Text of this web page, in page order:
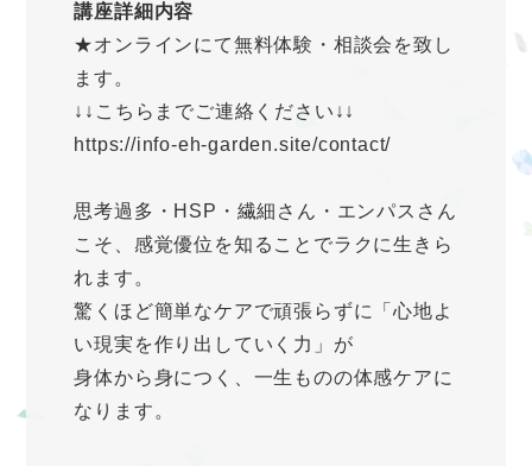
講座詳細内容
★オンラインにて無料体験・相談会を致し
ます。
↓↓こちらまでご連絡ください↓↓
https://info-eh-garden.site/contact/
思考過多・HSP・繊細さん・エンパスさん
こそ、感覚優位を知ることでラクに生きら
れます。
驚くほど簡単なケアで頑張らずに「心地よ
い現実を作り出していく力」が
身体から身につく、一生ものの体感ケアに
なります。